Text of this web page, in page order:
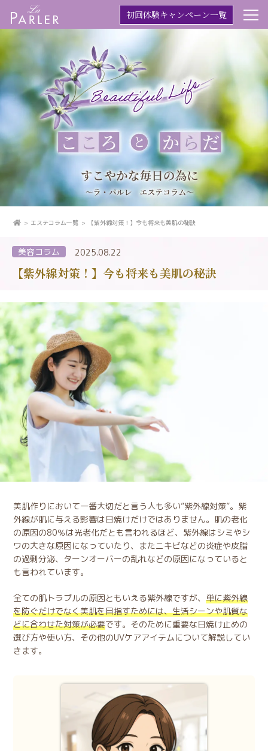
初回体験キャンペーン一覧
エステコラム一覧 【紫外線対策！】今も将来も美肌の秘訣
美容コラム 2025.08.22
【紫外線対策！】今も将来も美肌の秘訣
美肌作りにおいて一番大切だと言う人も多い”紫外線対策”。紫
外線が肌に与える影響は日焼けだけではありません。肌の老化
の原因の80％は光老化だとも言われるほど、紫外線はシミやシ
ワの大きな原因になっていたり、またニキビなどの炎症や皮脂
の過剰分泌、ターンオーバーの乱れなどの原因になっていると
も言われています。
全ての肌トラブルの原因ともいえる紫外線ですが、単に紫外線
を防ぐだけでなく美肌を目指すためには、生活シーンや肌質な
どに合わせた対策が必要です。そのために重要な日焼け止めの
選び方や使い方、その他のUVケアアイテムについて解説してい
きます。